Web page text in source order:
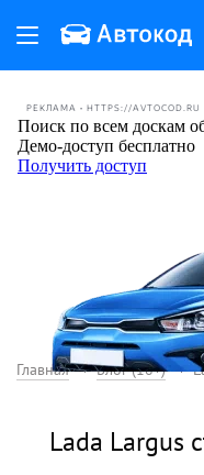
РЕКЛАМА • HTTPS://AVTOCOD.RU
Главная Блог (18+)
Lada Largus